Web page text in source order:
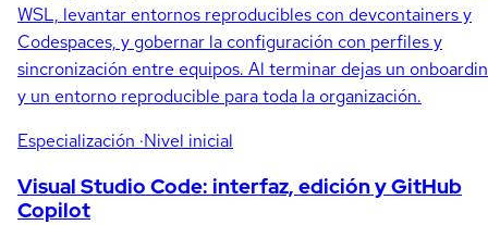
WSL, levantar entornos reproducibles con devcontainers y
Codespaces, y gobernar la configuración con perfiles y
sincronización entre equipos. Al terminar dejas un
y un entorno reproducible para toda la organización.
Especialización ·Nivel inicial
Visual Studio Code: interfaz, edición y GitHub
Copilot